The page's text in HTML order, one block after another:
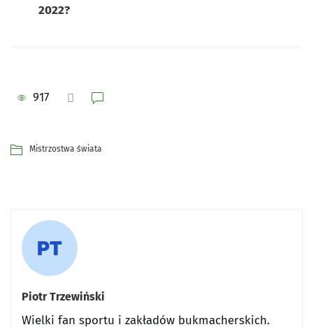
2022?
917
Mistrzostwa świata
Piotr Trzewiński
Wielki fan sportu i zakładów bukmacherskich.